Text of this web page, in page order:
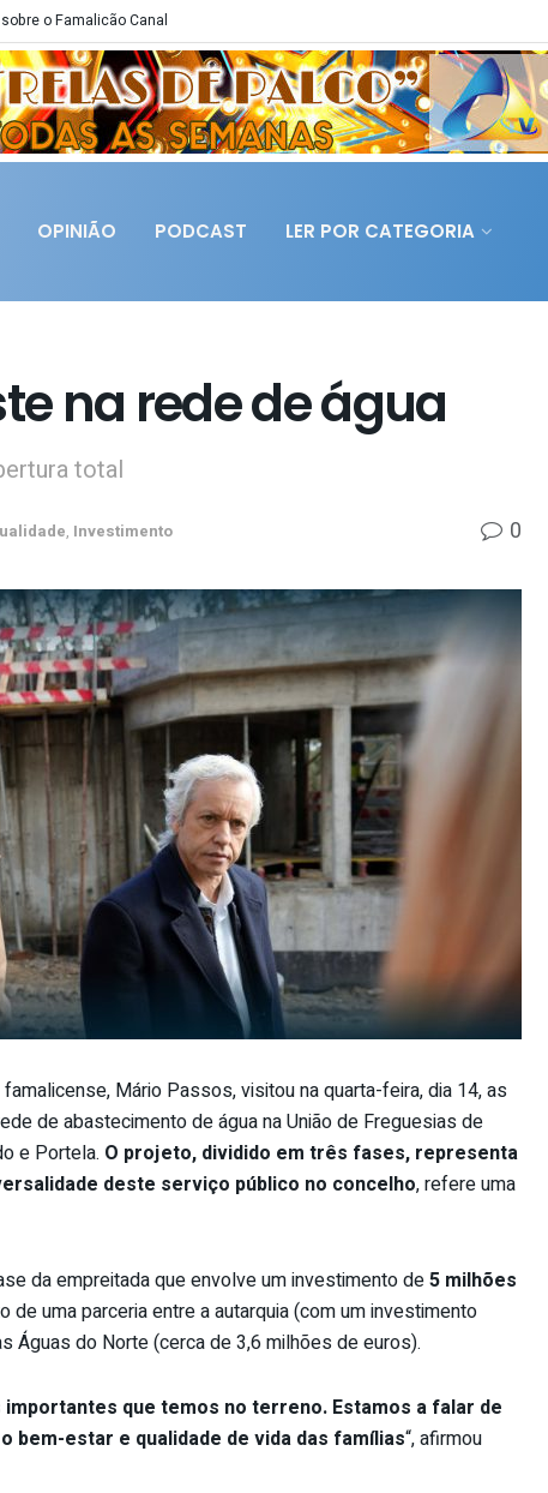
o Famalicão Canal
OPINIÃO PODCAST LER POR CATEGORIA
na rede de água
total
, Investimento 0
Mário Passos, visitou na quarta-feira, dia 14, as
de abastecimento de água na União de Freguesias de
e Portela. O projeto, dividido em três fases, representa
deste serviço público no concelho, refere uma
da empreitada que envolve um investimento de5 milhões
de uma parceria entre a autarquia (com um investimento
Águas do Norte (cerca de 3,6 milhões de euros).
que temos no terreno. Estamos a falar de
bem-estar e qualidade de vida das famílias“, afirmou